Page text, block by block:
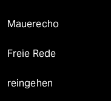
Mauerecho
Freie Rede
reingehen